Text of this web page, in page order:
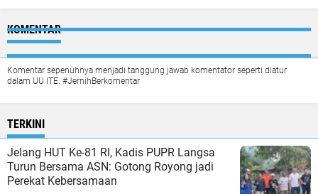
KOMENTAR
Komentar sepenuhnya menjadi tanggung jawab komentator seperti diatur
dalam UU ITE. #JernihBerkomentar
TERKINI
Jelang HUT Ke-81 RI, Kadis PUPR Langsa
Turun Bersama ASN: Gotong Royong jadi
Perekat Kebersamaan